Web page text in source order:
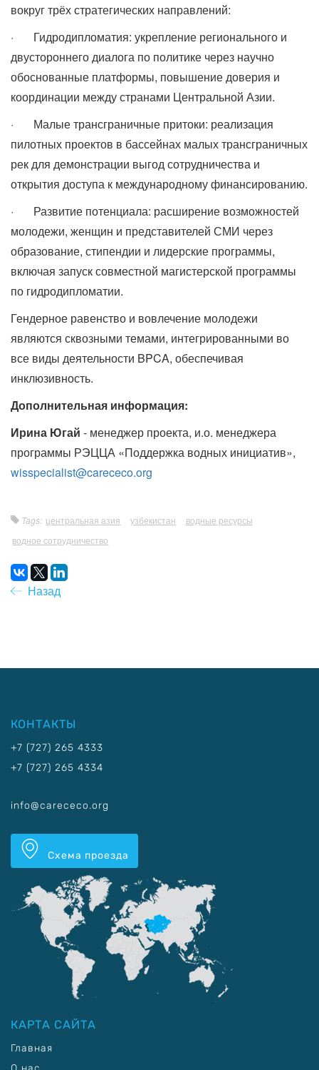
вокруг трёх стратегических направлений:
· Гидродипломатия: укрепление регионального и
двустороннего диалога по политике через научно
обоснованные платформы, повышение доверия и
координации между странами Центральной Азии.
· Малые трансграничные притоки: реализация
пилотных проектов в бассейнах малых трансграничных
рек для демонстрации выгод сотрудничества и
открытия доступа к международному финансированию.
· Развитие потенциала: расширение возможностей
молодежи, женщин и представителей СМИ через
образование, стипендии и лидерские программы,
включая запуск совместной магистерской программы
по гидродипломатии.
Гендерное равенство и вовлечение молодежи
являются сквозными темами, интегрированными во
все виды деятельности BPCA, обеспечивая
инклюзивность.
Дополнительная информация:
Ирина Югай - менеджер проекта, и.о. менеджера
программы РЭЦЦА «Поддержка водных инициатив»,
wisspecialist@carececo.org
Tags: центральная азия узбекистан
водные ресурсы
водное сотрудничество
Назад
КОНТАКТЫ
+7 (727) 265 4333
+7 (727) 265 4334
info@carececo.org
Схема проезда
КАРТА САЙТА
Главная